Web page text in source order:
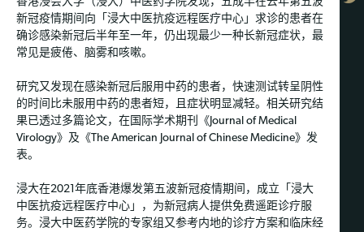
新冠疫情期间向「浸大中医抗疫远程医疗中心」求诊的患者在
确诊感染新冠后半年至一年，仍出现最少一种长新冠症状，最
常见是疲倦、脑雾和咳嗽。
研究又发现在感染新冠后服用中药的患者，快速测试转呈阴性
的时间比未服用中药的患者短，且症状明显减轻。相关研究结
果已透过多篇论文，在国际学术期刊《Journal of Medical
Virology》及《The American Journal of Chinese Medicine》发
表。
浸大在2021年底香港爆发第五波新冠疫情期间，成立「浸大
中医抗疫远程医疗中心」，为新冠病人提供免费遥距诊疗服
务。浸大中医药学院的专家组又参考内地的诊疗方案和临床经